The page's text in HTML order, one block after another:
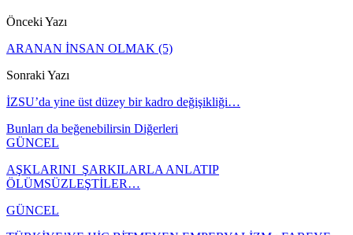
Önceki Yazı
ARANAN İNSAN OLMAK (5)
Sonraki Yazı
İZSU’da yine üst düzey bir kadro değişikliği…
Bunları da beğenebilirsin Diğerleri
GÜNCEL
AŞKLARINI ŞARKILARLA ANLATIP
ÖLÜMSÜZLEŞTİLER…
GÜNCEL